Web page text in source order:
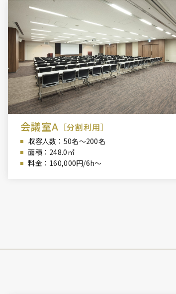
会議室A ［分割利用］
収容人数：50名～200名
面積：248.0㎡
料金：160,000円/6h～